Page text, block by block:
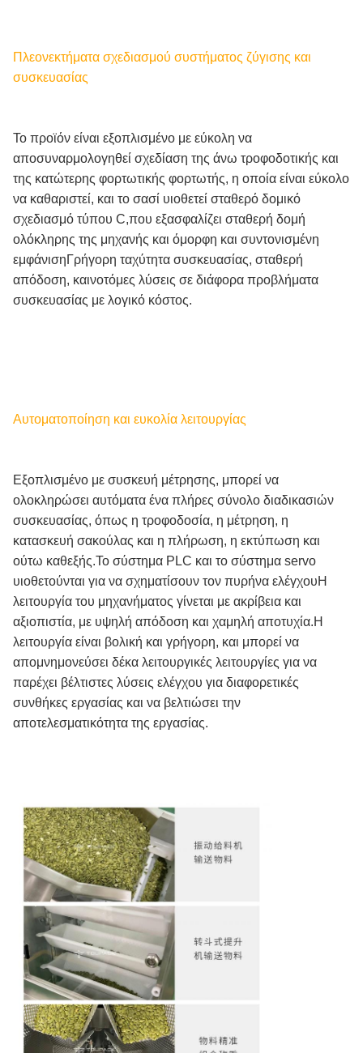
Πλεονεκτήματα σχεδιασμού συστήματος ζύγισης και
συσκευασίας
Το προϊόν είναι εξοπλισμένο με εύκολη να
αποσυναρμολογηθεί σχεδίαση της άνω τροφοδοτικής και
της κατώτερης φορτωτικής φορτωτής, η οποία είναι εύκολο
να καθαριστεί, και το σασί υιοθετεί σταθερό δομικό
σχεδιασμό τύπου C,που εξασφαλίζει σταθερή δομή
ολόκληρης της μηχανής και όμορφη και συντονισμένη
εμφάνισηΓρήγορη ταχύτητα συσκευασίας, σταθερή
απόδοση, καινοτόμες λύσεις σε διάφορα προβλήματα
συσκευασίας με λογικό κόστος.
Αυτοματοποίηση και ευκολία λειτουργίας
Εξοπλισμένο με συσκευή μέτρησης, μπορεί να
ολοκληρώσει αυτόματα ένα πλήρες σύνολο διαδικασιών
συσκευασίας, όπως η τροφοδοσία, η μέτρηση, η
κατασκευή σακούλας και η πλήρωση, η εκτύπωση και
ούτω καθεξής.Το σύστημα PLC και το σύστημα servo
υιοθετούνται για να σχηματίσουν τον πυρήνα ελέγχουΗ
λειτουργία του μηχανήματος γίνεται με ακρίβεια και
αξιοπιστία, με υψηλή απόδοση και χαμηλή αποτυχία.Η
λειτουργία είναι βολική και γρήγορη, και μπορεί να
απομνημονεύσει δέκα λειτουργικές λειτουργίες για να
παρέχει βέλτιστες λύσεις ελέγχου για διαφορετικές
συνθήκες εργασίας και να βελτιώσει την
αποτελεσματικότητα της εργασίας.